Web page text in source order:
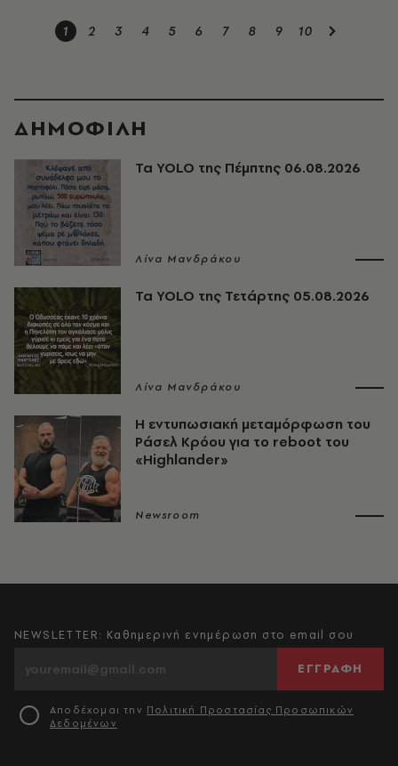
1 2 3 4 5 6 7 8 9 10
ΔΗΜΟΦΙΛΗ
Τα YOLO της Πέμπτης 06.08.2026
Λίνα Μανδράκου
Τα YOLO της Τετάρτης 05.08.2026
Λίνα Μανδράκου
Η εντυπωσιακή μεταμόρφωση του
Ράσελ Κρόου για το reboot του
«Highlander»
Newsroom
NEWSLETTER: Καθημερινή ενημέρωση στο email σου
ΕΓΓΡΑΦΗ
Αποδέχομαι την Πολιτική Προστασίας Προσωπικών
Δεδομένων